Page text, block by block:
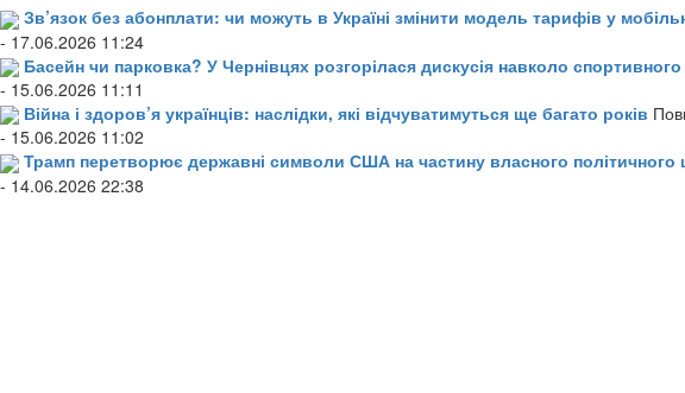
Зв’язок без абонплати: чи можуть в Україні змінити модель тарифів у
- 17.06.2026 11:24
Басейн чи парковка? У Чернівцях розгорілася дискусія навколо спортивного
- 15.06.2026 11:11
Війна і здоров’я українців: наслідки, які відчуватимуться ще багато років
- 15.06.2026 11:02
Трамп перетворює державні символи США на частину власного політичного
- 14.06.2026 22:38